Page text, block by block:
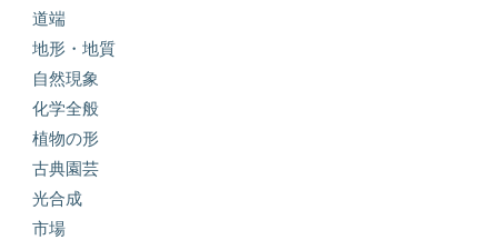
道端
地形・地質
自然現象
化学全般
植物の形
古典園芸
光合成
市場